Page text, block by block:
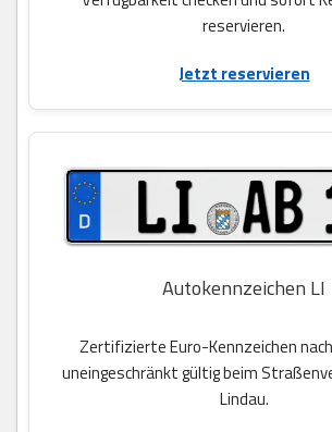
reservieren.
Jetzt reservieren
Autokennzeichen LI
Zertifizierte Euro-Kennzeichen nach
uneingeschränkt gültig beim
Lindau.